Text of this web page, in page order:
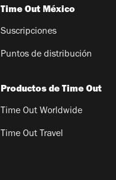
Time Out México
Suscripciones
Puntos de distribución
Productos de Time Out
Time Out Worldwide
Time Out Travel